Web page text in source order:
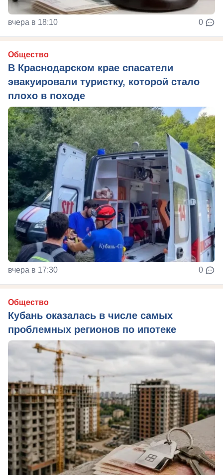
вчера в 18:10 0
Общество
В Краснодарском крае спасатели
эвакуировали туристку, которой стало
плохо в походе
вчера в 17:30 0
Общество
Кубань оказалась в числе самых
проблемных регионов по ипотеке